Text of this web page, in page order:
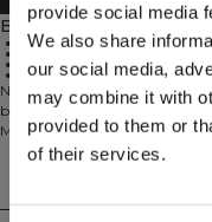
provide social media
We also share
our social media,
may combine it with
provided to them or
of their services.
Beschreibung
Nahtlose Verarbeitung
Handytasche
Vier-Wege-Stretch
Nahtlose Fahrrad-Shorts mit
beliebtesten Kollektionen, und
Material ist weich, dehnbar
viel Bewegungsfreiheit und
der neuesten Nahtlos-